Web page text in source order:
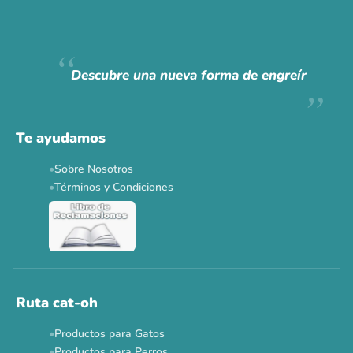
Siempre fuimosraros.
Ver todas las promos 🐾
Descubre una nueva forma de engreír
Te ayudamos
Sobre Nosotros
Términos y Condiciones
Ruta cat-oh
Productos para Gatos